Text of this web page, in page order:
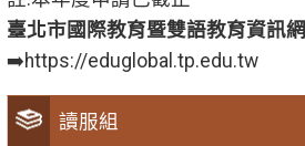
讀服組
臺北市國際教育暨雙語教育資訊網
➡️https://eduglobal.tp.edu.tw